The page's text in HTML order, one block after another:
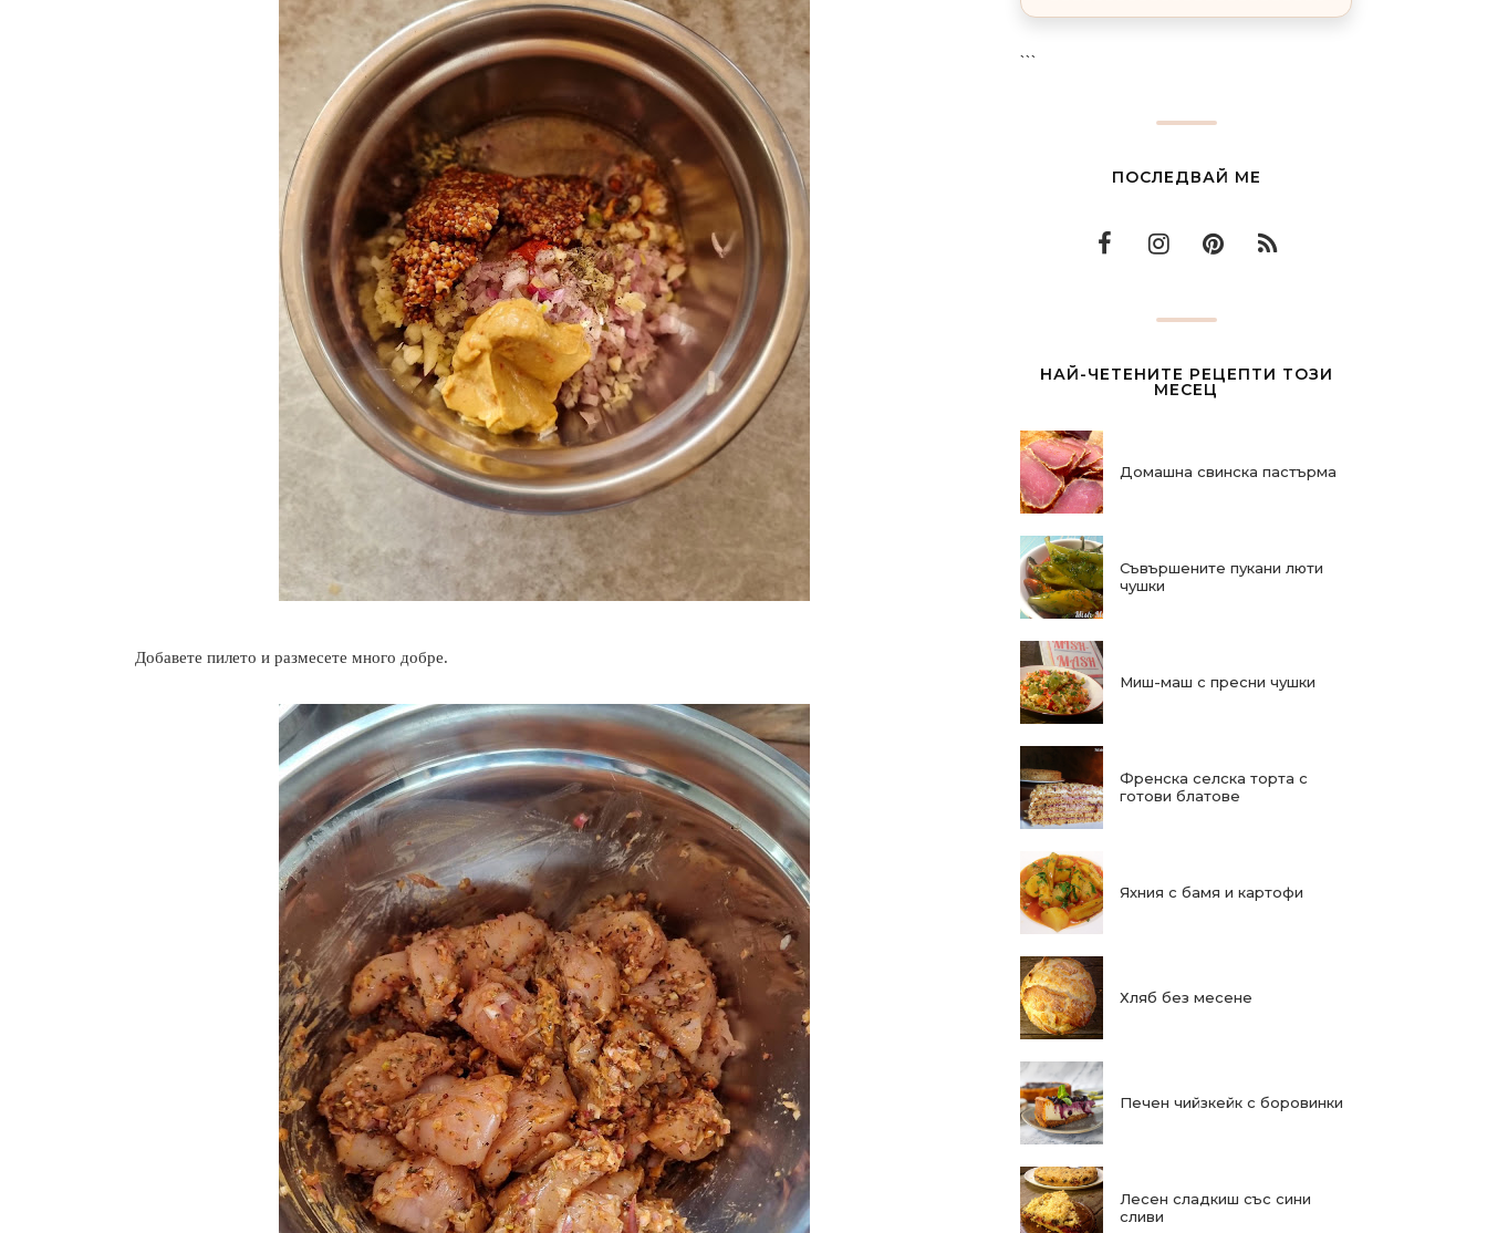
Добавете пилето и размесете много добре.
```
ПОСЛЕДВАЙ МЕ
НАЙ-ЧЕТЕНИТЕ РЕЦЕПТИ ТОЗИ
МЕСЕЦ
Домашна свинска пастърма
Съвършените пукани люти
чушки
Миш-маш с пресни чушки
Френска селска торта с
готови блатове
Яхния с бамя и картофи
Хляб без месене
Печен чийзкейк с боровинки
Лесен сладкиш със сини
сливи